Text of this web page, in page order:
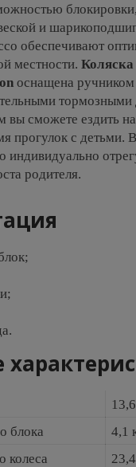
и
обеспечивают
местности.
оснащена
вы сможете ездить
прогулок с детьми.
индивидуально
родителя.
блока
4,1
колеса